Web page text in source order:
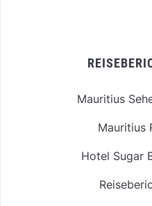
Mauritius
Mauritius
Hotel Sugar